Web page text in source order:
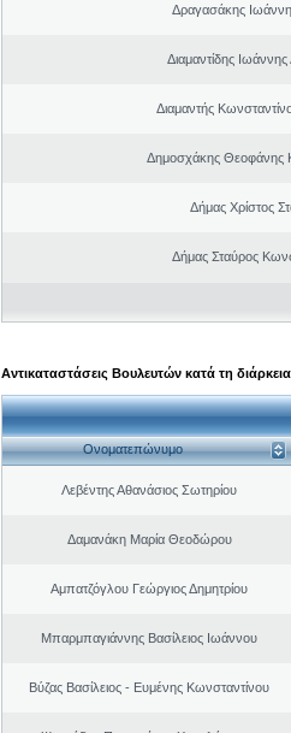
Δραγασάκης
Διαμαντίδης Ιωάννης
Διαμαντής
Δημοσχάκης Θεοφάνης
Δήμας Χρίστος
Δήμας Σταύρος
Αντικαταστάσεις Βουλευτών κατά τη
Ονοματεπώνυμο
Λεβέντης Αθανάσιος Σωτηρίου
Δαμανάκη Μαρία Θεοδώρου
Αμπατζόγλου Γεώργιος Δημητρίου
Μπαρμπαγιάννης Βασίλειος Ιωάννου
Βύζας Βασίλειος - Ευμένης Κωνσταντίνου